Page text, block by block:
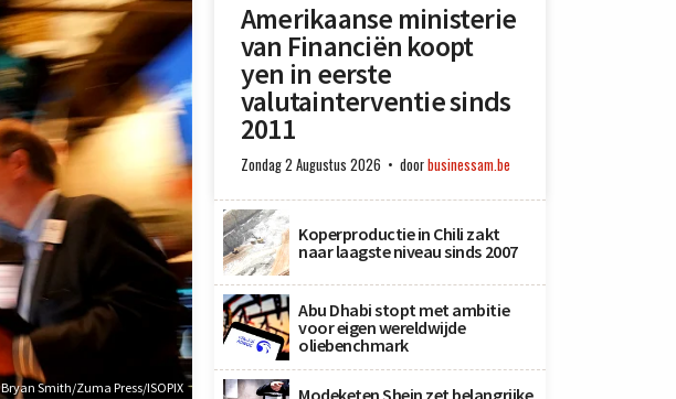
Bryan Smith/Zuma Press/ISOPIX
Amerikaanse ministerie
van Financiën koopt
yen in eerste
valutainterventie sinds
2011
Zondag 2 Augustus 2026 doorbusinessam.be
Koperproductie in Chili zakt
naar laagste niveau sinds 2007
Abu Dhabi stopt met ambitie
voor eigen wereldwijde
oliebenchmark
Modeketen Shein zet belangrijke